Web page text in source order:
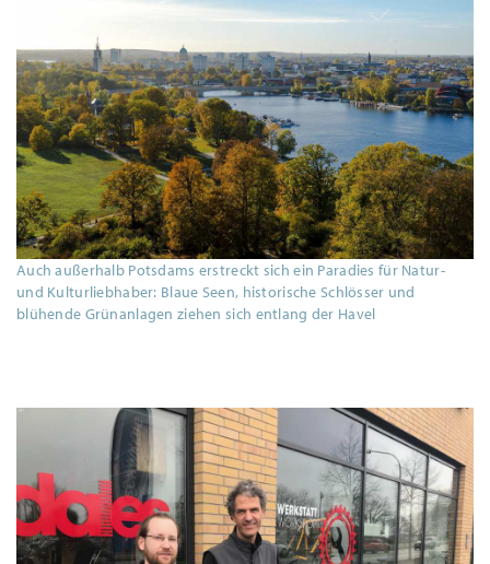
Auch außerhalb Potsdams erstreckt sich ein Paradies für Natur-
und Kulturliebhaber: Blaue Seen, historische Schlösser und
blühende Grünanlagen ziehen sich entlang der Havel